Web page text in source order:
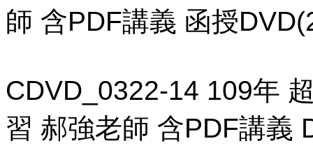
師 含PDF講義 函授
CDVD_0322-14 109年
習 郝強老師 含PDF講義